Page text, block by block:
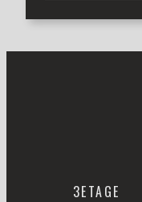
3ETAGE